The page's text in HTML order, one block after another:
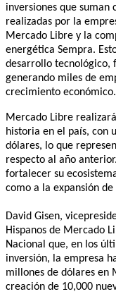
inversiones que suman
realizadas por la
Mercado Libre y la
energética Sempra.
desarrollo tecnológico,
generando miles de
crecimiento económico.
Mercado Libre
historia en el país, con
dólares, lo que
respecto al año
fortalecer su
como a la expansión
David Gisen,
Hispanos de Mercado
Nacional que, en los
inversión, la empresa
millones de dólares en
creación de 10,000